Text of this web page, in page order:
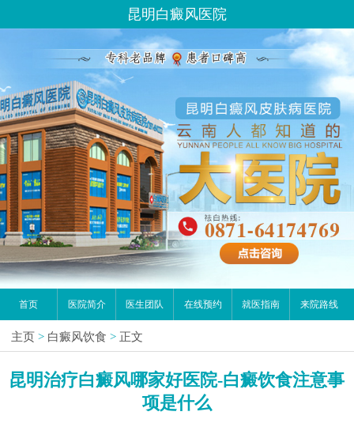
昆明白癜风医院
首页 医院简介 医生团队 在线预约 就医指南 来院路线
主页 > 白癜风饮食 > 正文
昆明治疗白癜风哪家好医院-白癜饮食注意事
项是什么